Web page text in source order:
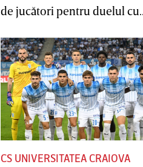
de jucători pentru duelul
CS UNIVERSITATEA CRAIOVA